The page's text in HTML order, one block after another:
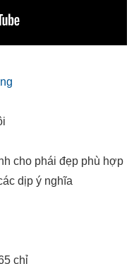
cho phái đẹp phù hợp
dịp ý nghĩa
chỉ